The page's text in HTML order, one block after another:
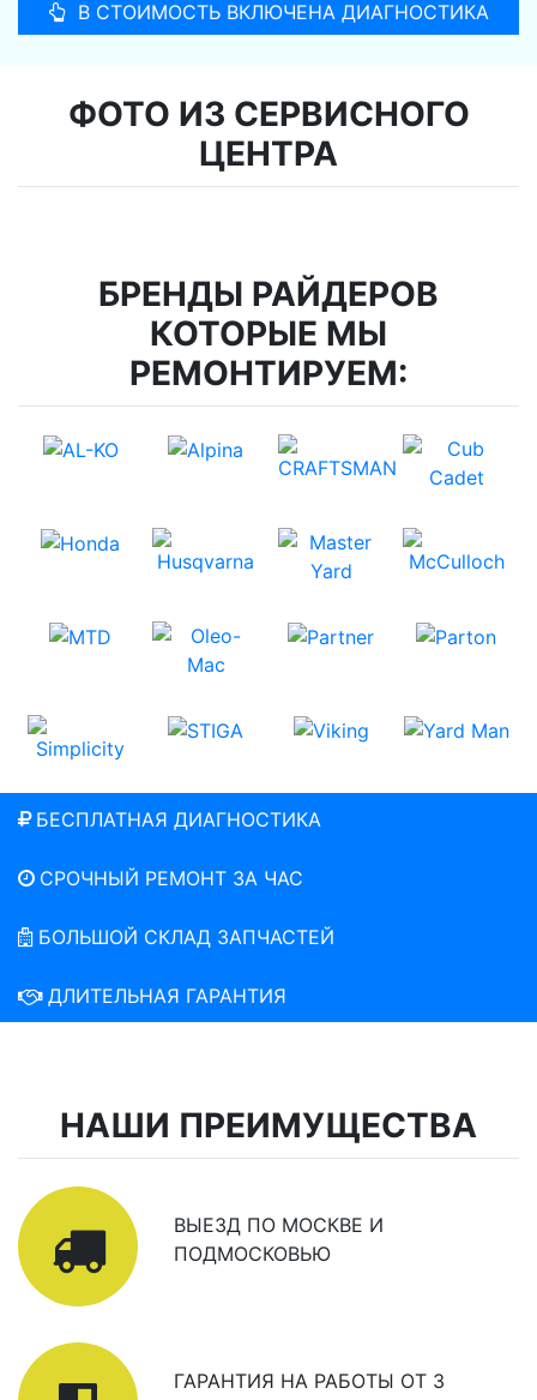
В СТОИМОСТЬ ВКЛЮЧЕНА ДИАГНОСТИКА
ФОТО ИЗ СЕРВИСНОГО
ЦЕНТРА
БРЕНДЫ РАЙДЕРОВ
КОТОРЫЕ МЫ
РЕМОНТИРУЕМ:
БЕСПЛАТНАЯ ДИАГНОСТИКА
СРОЧНЫЙ РЕМОНТ ЗА ЧАС
БОЛЬШОЙ СКЛАД ЗАПЧАСТЕЙ
ДЛИТЕЛЬНАЯ ГАРАНТИЯ
НАШИ ПРЕИМУЩЕСТВА
ВЫЕЗД ПО МОСКВЕ И
ПОДМОСКОВЬЮ
ГАРАНТИЯ НА РАБОТЫ ОТ 3